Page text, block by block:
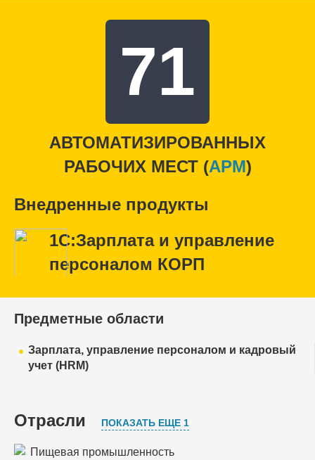
71
АВТОМАТИЗИРОВАННЫХ
РАБОЧИХ МЕСТ (APM)
Внедренные продукты
1С:Зарплата и управление
персоналом КОРП
Предметные области
Зарплата, управление персоналом и кадровый
учет (HRM)
Отрасли ПОКАЗАТЬ ЕЩЕ 1
Пищевая промышленность